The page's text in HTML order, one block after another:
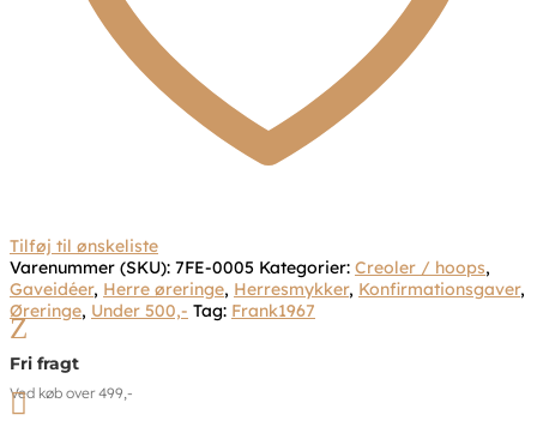
Tilføj til ønskeliste
Varenummer (SKU): 7FE-0005 Kategorier: Creoler / hoops,
Gaveidéer, Herre øreringe, Herresmykker, Konfirmationsgaver,
Øreringe, Under 500,- Tag: Frank1967
Z
Fri fragt
Ved køb over 499,-
